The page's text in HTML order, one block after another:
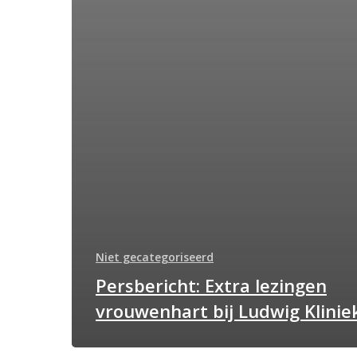
Niet gecategoriseerd
Persbericht: Extra lezingen
vrouwenhart bij Ludwig